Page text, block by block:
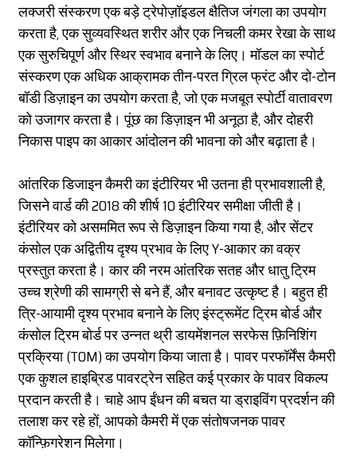
लक्जरी संस्करण एक बड़े ट्रेपोज़ॉइडल क्षैतिज जंगला का उपयोग
करता है, एक सुव्यवस्थित शरीर और एक निचली कमर रेखा के साथ
एक सुरुचिपूर्ण और स्थिर स्वभाव बनाने के लिए। मॉडल का स्पोर्ट
संस्करण एक अधिक आक्रामक तीन-परत ग्रिल फ्रंट और दो-टोन
बॉडी डिज़ाइन का उपयोग करता है, जो एक मजबूत स्पोर्टी वातावरण
को उजागर करता है। पूंछ का डिज़ाइन भी अनूठा है, और दोहरी
निकास पाइप का आकार आंदोलन की भावना को और बढ़ाता है।
आंतरिक डिजाइन कैमरी का इंटीरियर भी उतना ही प्रभावशाली है,
जिसने वार्ड की 2018 की शीर्ष 10 इंटीरियर समीक्षा जीती है।
इंटीरियर को असममित रूप से डिज़ाइन किया गया है, और सेंटर
कंसोल एक अद्वितीय दृश्य प्रभाव के लिए Y-आकार का वक्र
प्रस्तुत करता है। कार की नरम आंतरिक सतह और धातु ट्रिम
उच्च श्रेणी की सामग्री से बने हैं, और बनावट उत्कृष्ट है। बहुत ही
त्रि-आयामी दृश्य प्रभाव बनाने के लिए इंस्ट्रूमेंट ट्रिम बोर्ड और
कंसोल ट्रिम बोर्ड पर उन्नत थ्री डायमेंशनल सरफेस फ़िनिशिंग
प्रक्रिया (TOM) का उपयोग किया जाता है। पावर परफॉर्मेंस कैमरी
एक कुशल हाइब्रिड पावरट्रेन सहित कई प्रकार के पावर विकल्प
प्रदान करती है। चाहे आप ईंधन की बचत या ड्राइविंग प्रदर्शन की
तलाश कर रहे हों, आपको कैमरी में एक संतोषजनक पावर
कॉन्फ़िगरेशन मिलेगा।